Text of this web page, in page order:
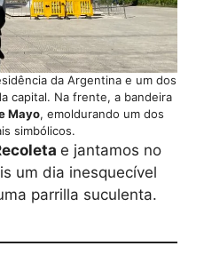
da Argentina e um dos
capital. Na frente, a bandeira
Mayo, emoldurando um dos
simbólicos.
e jantamos no
um dia inesquecível
parrilla suculenta.